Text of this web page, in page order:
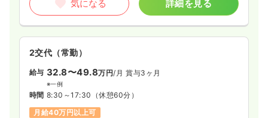
気になる 詳細を見る
2交代（常勤）
給与 32.8〜49.8万円/月 賞与3ヶ月
※一例
時間 8:30～17:30 （休憩60分）
月給40万円以上可